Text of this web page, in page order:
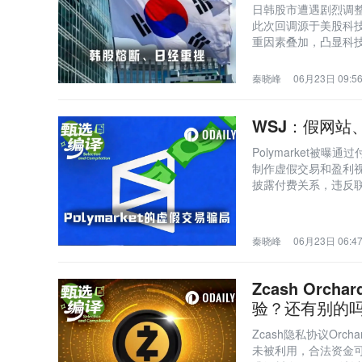
日韩股市遭遇剧烈调
此次回调源于美股科
重因素叠加，凸显科
秦晓峰 06月23日 09:56
WSJ：假网站
Polymarket被曝通过
制作虚假交易和盈利
披露付费关系，违反
秦晓峰 06月23日 06:47
Zcash
验？还有别的
Zcash隐私协议
未被利用，合法资金